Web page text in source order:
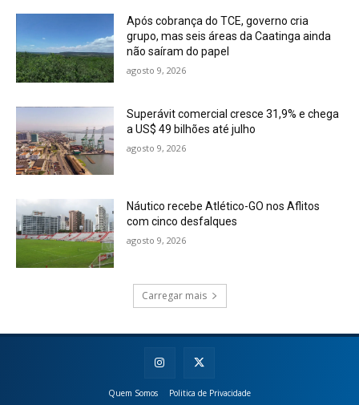
Após cobrança do TCE, governo cria
grupo, mas seis áreas da Caatinga ainda
não saíram do papel
agosto 9, 2026
Superávit comercial cresce 31,9% e chega
a US$ 49 bilhões até julho
agosto 9, 2026
Náutico recebe Atlético-GO nos Aflitos
com cinco desfalques
agosto 9, 2026
Carregar mais
Quem Somos Politica de Privacidade